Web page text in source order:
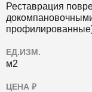
Реставрация
ЕД.ИЗМ.
м2
ЦЕНА ₽